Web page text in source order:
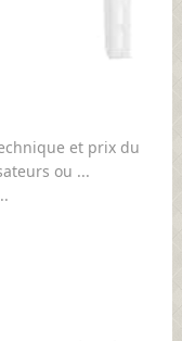
et prix du
ou ...